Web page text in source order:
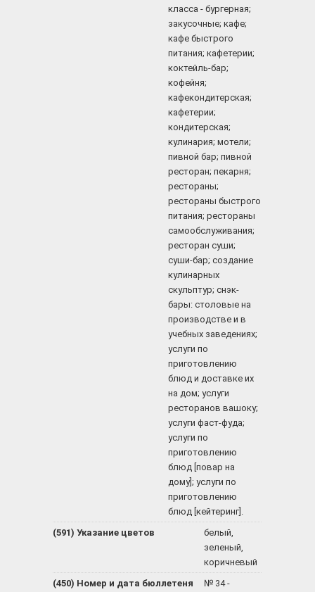
класса - бургерная;
закусочные; кафе;
кафе быстрого
питания; кафетерии;
коктейль-бар;
кофейня;
кафекондитерская;
кафетерии;
кондитерская;
кулинария; мотели;
пивной бар; пивной
ресторан; пекарня;
рестораны;
рестораны быстрого
питания; рестораны
самообслуживания;
ресторан суши;
суши-бар; создание
кулинарных
скульптур; снэк-
бары: столовые на
производстве и в
учебных заведениях;
услуги по
приготовлению
блюд и доставке их
на дом; услуги
ресторанов вашоку;
услуги фаст-фуда;
услуги по
приготовлению
блюд [повар на
дому]; услуги по
приготовлению
блюд [кейтеринг].
(591) Указание цветов
белый,
зеленый,
коричневый
(450) Номер и дата бюллетеня
№ 34 -